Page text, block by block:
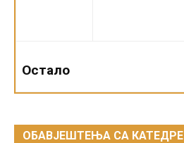
Остало
ОБАВЈЕШТЕЊА СА КАТЕДРЕ